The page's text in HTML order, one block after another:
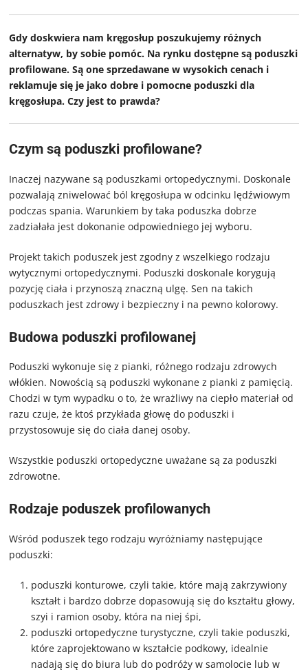
Gdy doskwiera nam kręgosłup poszukujemy różnych
alternatyw, by sobie pomóc. Na rynku dostępne są poduszki
profilowane. Są one sprzedawane w wysokich cenach i
reklamuje się je jako dobre i pomocne poduszki dla
kręgosłupa. Czy jest to prawda?
Czym są poduszki profilowane?
Inaczej nazywane są poduszkami ortopedycznymi. Doskonale
pozwalają zniwelować ból kręgosłupa w odcinku lędźwiowym
podczas spania. Warunkiem by taka poduszka dobrze
zadziałała jest dokonanie odpowiedniego jej wyboru.
Projekt takich poduszek jest zgodny z wszelkiego rodzaju
wytycznymi ortopedycznymi. Poduszki doskonale korygują
pozycję ciała i przynoszą znaczną ulgę. Sen na takich
poduszkach jest zdrowy i bezpieczny i na pewno kolorowy.
Budowa poduszki profilowanej
Poduszki wykonuje się z pianki, różnego rodzaju zdrowych
włókien. Nowością są poduszki wykonane z pianki z pamięcią.
Chodzi w tym wypadku o to, że wrażliwy na ciepło materiał od
razu czuje, że ktoś przykłada głowę do poduszki i
przystosowuje się do ciała danej osoby.
Wszystkie poduszki ortopedyczne uważane są za poduszki
zdrowotne.
Rodzaje poduszek profilowanych
Wśród poduszek tego rodzaju wyróżniamy następujące
poduszki:
poduszki konturowe, czyli takie, które mają zakrzywiony
kształt i bardzo dobrze dopasowują się do kształtu głowy,
szyi i ramion osoby, która na niej śpi,
poduszki ortopedyczne turystyczne, czyli takie poduszki,
które zaprojektowano w kształcie podkowy, idealnie
nadają się do biura lub do podróży w samolocie lub w